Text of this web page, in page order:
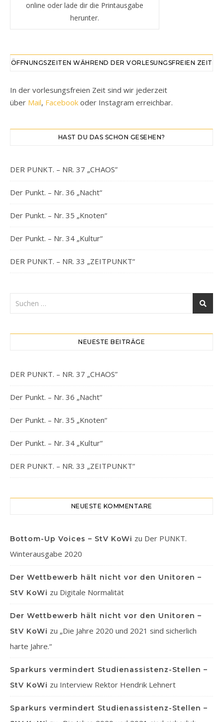
online oder lade dir die Printausgabe
herunter.
ÖFFNUNGSZEITEN WÄHREND DER VORLESUNGSFREIEN ZEIT
In der vorlesungsfreien Zeit sind wir jederzeit
über Mail, Facebook oder Instagram erreichbar.
HAST DU DAS SCHON GESEHEN?
DER PUNKT. – NR. 37 „CHAOS”
Der Punkt. – Nr. 36 „Nacht“
Der Punkt. – Nr. 35 „Knoten“
Der Punkt. – Nr. 34 „Kultur“
DER PUNKT. – NR. 33 „ZEITPUNKT“
NEUESTE BEITRÄGE
DER PUNKT. – NR. 37 „CHAOS”
Der Punkt. – Nr. 36 „Nacht“
Der Punkt. – Nr. 35 „Knoten“
Der Punkt. – Nr. 34 „Kultur“
DER PUNKT. – NR. 33 „ZEITPUNKT“
NEUESTE KOMMENTARE
Bottom-Up Voices – StV KoWi zu Der PUNKT.
Winterausgabe 2020
Der Wettbewerb hält nicht vor den Unitoren –
StV KoWi zu Digitale Normalität
Der Wettbewerb hält nicht vor den Unitoren –
StV KoWi zu „Die Jahre 2020 und 2021 sind sicherlich
harte Jahre.“
Sparkurs vermindert Studienassistenz-Stellen –
StV KoWi zu Interview Rektor Hendrik Lehnert
Sparkurs vermindert Studienassistenz-Stellen –